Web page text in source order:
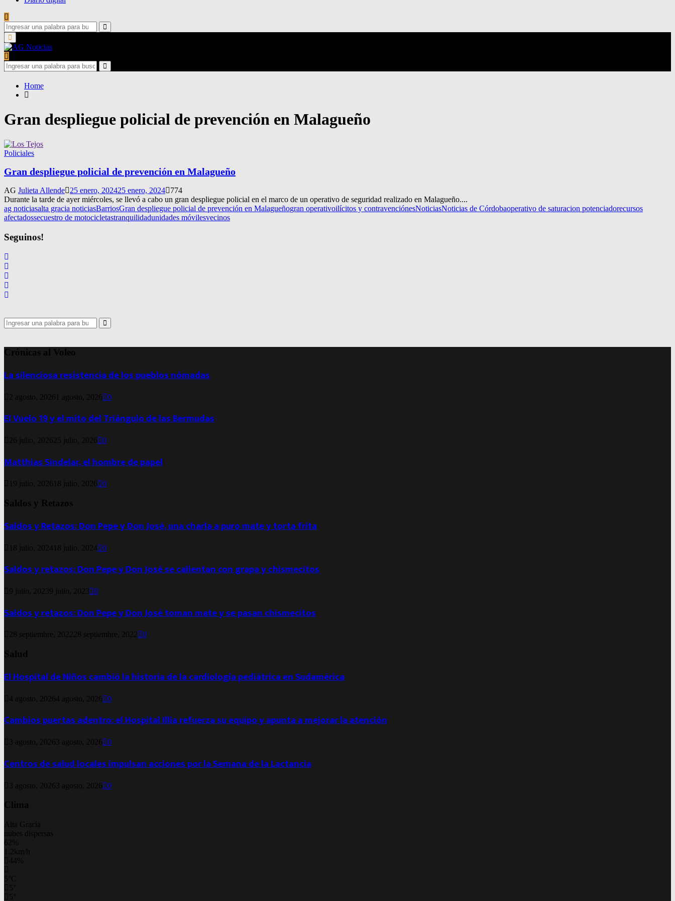
Search
for:
Search
Primary
Menu
Search
for:
Search
Home
Gran despliegue policial de prevención en Malagueño
Policiales
Gran despliegue policial de prevención en Malagueño
AG Julieta Allende 25 enero, 202425 enero, 2024
774
Durante la tarde de ayer miércoles, se llevó a cabo un gran despliegue policial en el marco de un operativo de seguridad realizado en Malagueño....
ag noticiasalta gracia noticiasBarriosGran despliegue policial de prevención en Malagueñogran operativoilícitos y contravenciónesNoticiasNoticias de Córdobaoperativo de saturacion potenciadorecursos
afectadossecuestro de motocicletastranquilidadunidades móvilesvecinos
Seguinos!
Search
for:
Search
Crónicas al Voleo
La silenciosa resistencia de los pueblos nómadas
2 agosto, 2026 1 agosto, 2026 0
El Vuelo 19 y el mito del Triángulo de las Bermudas
26 julio, 2026 25 julio, 2026 0
Matthias Sindelar, el hombre de papel
19 julio, 2026 18 julio, 2026 0
Saldos y Retazos
Saldos y Retazos: Don Pepe y Don José, una charla a puro mate y torta frita
18 julio, 2024 18 julio, 2024 0
Saldos y retazos: Don Pepe y Don José se calientan con grapa y chismecitos
9 julio, 20239 julio, 2023 0
Saldos y retazos: Don Pepe y Don José toman mate y se pasan chismecitos
28 septiembre, 202228 septiembre, 2022 0
Salud
El Hospital de Niños cambió la historia de la cardiología pediátrica en Sudamérica
4 agosto, 20264 agosto, 2026 0
Cambios puertas adentro: el Hospital Illia refuerza su equipo y apunta a mejorar la atención
3 agosto, 2026 3 agosto, 2026 0
Centros de salud locales impulsan acciones por la Semana de la Lactancia
3 agosto, 2026 3 agosto, 2026 0
Clima
Alta Gracia
nubes dispersas
62%
1.2km/h
44%
5 C
5
5